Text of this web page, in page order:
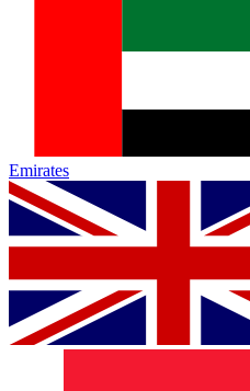
Emirates